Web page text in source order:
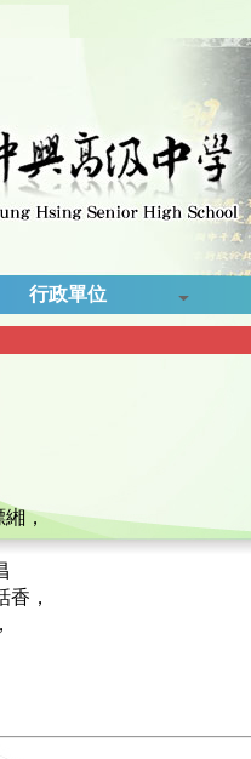
行政單位
緗，
，